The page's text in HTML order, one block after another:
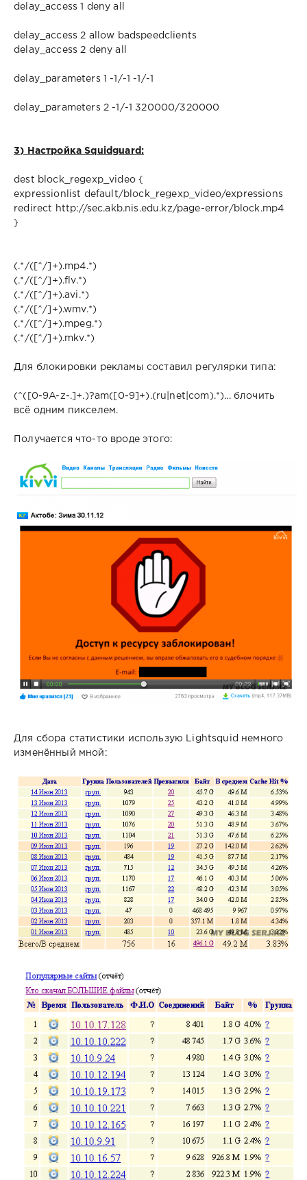
delay_access 1 deny all
delay_access 2 allow badspeedclients
delay_access 2 deny all
delay_parameters 1 -1/-1 -1/-1
delay_parameters 2 -1/-1 320000/320000
3) Настройка Squidguard:
dest block_regexp_video {
expressionlist default/block_regexp_video/expressions
redirect http://sec.akb.nis.edu.kz/page-error/block.mp4
}
(.*/([^/]+).mp4.*)
(.*/([^/]+).flv.*)
(.*/([^/]+).avi.*)
(.*/([^/]+).wmv.*)
(.*/([^/]+).mpeg.*)
(.*/([^/]+).mkv.*)
Для блокировки рекламы составил регулярки типа:
(^([0-9A-z-.]+.)?am([0-9]+).(ru|net|com).*)... блочить
всё одним пикселем.
Получается что-то вроде этого:
Для сбора статистики использую Lightsquid немного
изменённый мной: